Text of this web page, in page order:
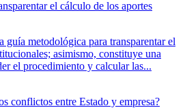
el cálculo de los aportes
guía metodológica para transparentar el
asimismo, constituye una
el procedimiento y calcular las...
conflictos entre Estado y empresa?